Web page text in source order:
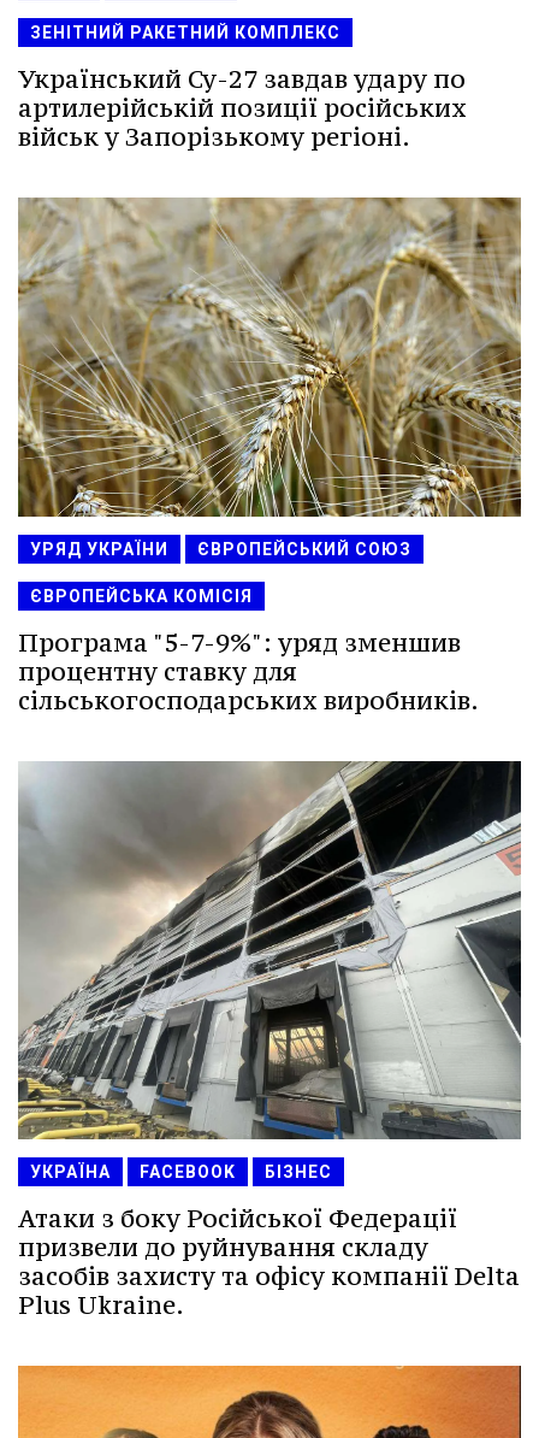
ЗЕНІТНИЙ РАКЕТНИЙ КОМПЛЕКС
Український Су-27 завдав удару по
артилерійській позиції російських
військ у Запорізькому регіоні.
УРЯД УКРАЇНИ ЄВРОПЕЙСЬКИЙ СОЮЗ
ЄВРОПЕЙСЬКА КОМІСІЯ
Програма "5-7-9%": уряд зменшив
процентну ставку для
сільськогосподарських виробників.
УКРАЇНА FACEBOOK БІЗНЕС
Атаки з боку Російської Федерації
призвели до руйнування складу
засобів захисту та офісу компанії Delta
Plus Ukraine.